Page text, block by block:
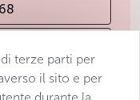
terze parti per
il sito e per